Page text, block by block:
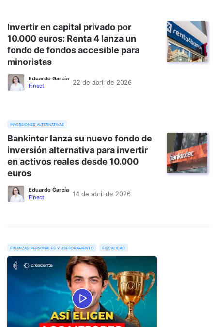
Invertir en capital privado por
10.000 euros: Renta 4 lanza un
fondo de fondos accesible para
minoristas
Eduardo García
Finect
22 de abril de 2026
inversiones alternativas
Bankinter lanza su nuevo fondo de
inversión alternativa para invertir
en activos reales desde 10.000
euros
Eduardo García
Finect
14 de abril de 2026
finanzas personales y asesoramiento fiscalidad